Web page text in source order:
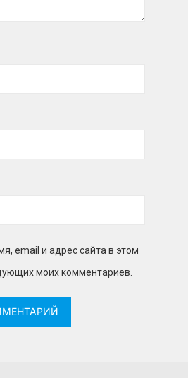
email и адрес сайта в этом
моих комментариев.